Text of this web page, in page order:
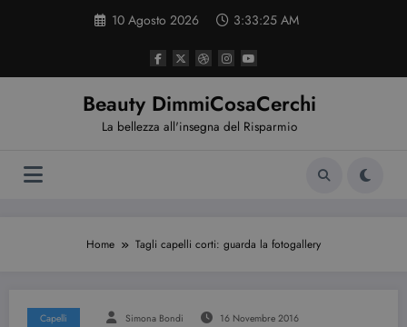
10 Agosto 2026 3:33:26 AM
Beauty DimmiCosaCerchi
La bellezza all'insegna del Risparmio
Home Tagli capelli corti: guarda la fotogallery
Capelli Simona Bondi 16 Novembre 2016